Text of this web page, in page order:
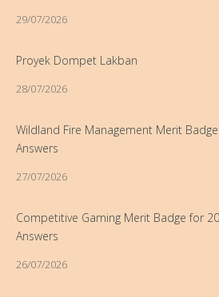
29/07/2026
Proyek Dompet Lakban
28/07/2026
Wildland Fire Management Merit
Answers
27/07/2026
Competitive Gaming Merit Badge for
Answers
26/07/2026